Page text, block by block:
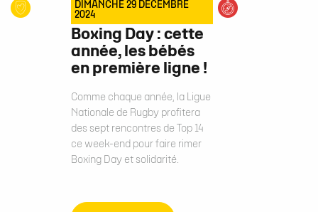
DIMANCHE 29 DÉCEMBRE
2024
Boxing Day : cette
année, les bébés
en première ligne !
Comme chaque année, la Ligue
Nationale de Rugby profitera
des sept rencontres de Top 14
ce week-end pour faire rimer
Boxing Day et solidarité.